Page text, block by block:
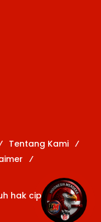
Tentang Kami
hak cipta